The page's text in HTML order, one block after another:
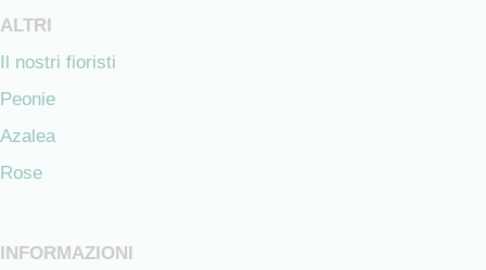
ALTRI
Il nostri fioristi
Peonie
Azalea
Rose
INFORMAZIONI